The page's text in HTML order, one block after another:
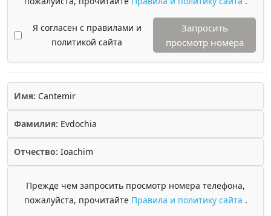
Я согласен с правилами и
политикой сайта
Запросить
просмотр номера
Имя: Cantemir
Фамилия: Evdochia
Отчество: Ioachim
Прежде чем запросить просмотр номера телефона,
пожалуйста, прочитайте Правила и политику сайта .